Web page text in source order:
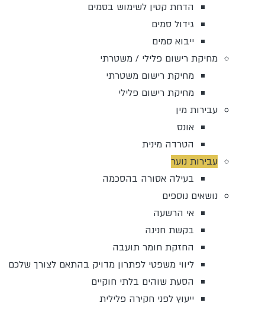
הדחת קטין לשימוש בסמים
גידול סמים
ייבוא סמים
מחיקת רישום פלילי / משטרתי
מחיקת רישום משטרתי
מחיקת רישום פלילי
עבירות מין
אונס
הטרדה מינית
עבירות נוער
בעילה אסורה בהסכמה
נושאים נוספים
אי הרשעה
בקשת חנינה
החזקת חומר תועבה
ליווי משפטי לפתרון מדויק בהתאם לצורך שלכם
הסעת שוהים בלתי חוקיים
ייעוץ לפני חקירה פלילית